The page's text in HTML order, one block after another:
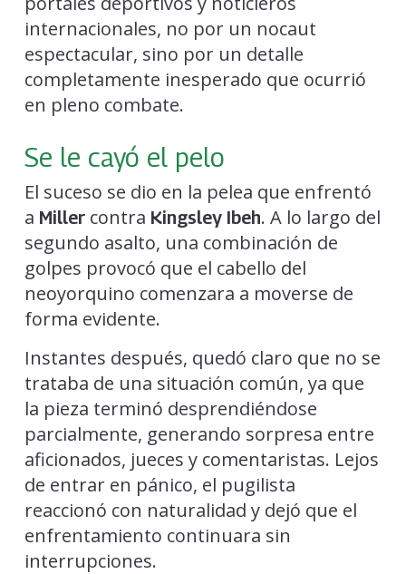
internacionales, no por un nocaut
espectacular, sino por un detalle
completamente inesperado que ocurrió
en pleno combate.
Se le cayó el pelo
El suceso se dio en la pelea que enfrentó
a Miller contra Kingsley Ibeh. A lo largo del
segundo asalto, una combinación de
golpes provocó que el cabello del
neoyorquino comenzara a moverse de
forma evidente.
Instantes después, quedó claro que no se
trataba de una situación común, ya que
la pieza terminó desprendiéndose
parcialmente, generando sorpresa entre
aficionados, jueces y comentaristas. Lejos
de entrar en pánico, el pugilista
reaccionó con naturalidad y dejó que el
enfrentamiento continuara sin
interrupciones.